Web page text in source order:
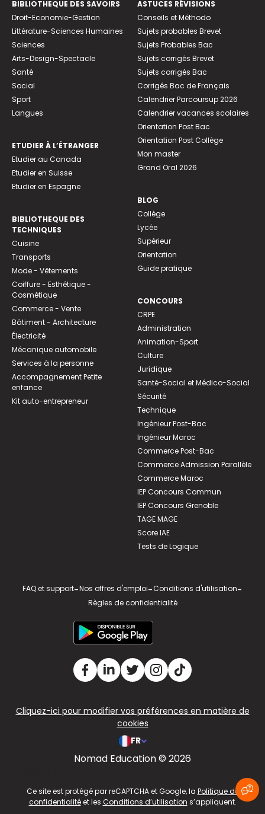
BIBLIOTHEQUE DES SAVOIRS
Droit-Economie-Gestion
Littérature-Sciences Humaines
Sciences
Arts-Design-Spectacle
Santé
Social
Sport
Langues
ETUDIER À L’ÉTRANGER
Etudier au Canada
Etudier en Suisse
Etudier en Espagne
BIBLIOTHEQUE DES
TECHNIQUES
Cuisine
Transports
Mode - Vêtements
Coiffure - Esthétique -
Cosmétique
Commerce - Vente
Bâtiment - Architecture
Électricité
Mécanique automobile
Services à la personne
Accompagnement Petite
enfance
Kit auto-entrepreneur
ASTUCES RÉVISIONS
Conseils et Méthodo
Sujets probables Brevet
Sujets Probables Bac
Sujets corrigés Brevet
Sujets corrigés Bac
Corrigés Bac de Français
Calendrier Parcoursup 2026
Calendrier vacances scolaires
Orientation Post Bac
Orientation Post Collège
Mon master
Grand Oral 2026
BLOG
Collège
Lycée
Supérieur
Orientation
Guide pratique
CONCOURS
CRPE
Administration
Animation-Sport
Culture
Juridique
Santé-Social et Médico-Social
Sécurité
Technique
Ingénieur Post-Bac
Ingénieur Maroc
Commerce Post-Bac
Commerce Admission Parallèle
Commerce Maroc
IEP Concours Commun
IEP Concours Grenoble
TAGE MAGE
Score IAE
Tests de Logique
FAQ et support-Nos offres d'emploi-Conditions d'utilisation-
Règles de confidentialité
Cliquez-ici pour modifier vos préférences en matière de
cookies
FR
Nomad Education © 2026
Ce site est protégé par reCAPTCHA et Google, la Politique de
confidentialitéet les Conditions d’utilisation s’appliquent.